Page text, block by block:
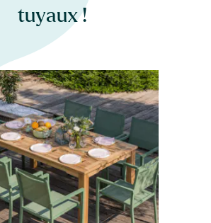
tuyaux !